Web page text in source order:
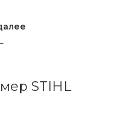
STIHL